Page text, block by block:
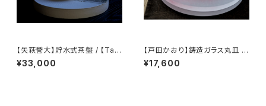
【矢萩誉大】貯水式茶盤 / 【Tak
ahiro Yahagi】Water-Reser
voir Tea Tray
¥33,000
【戸田かおり】鋳造ガラス丸皿 /
【kaoritoda】Cast Glass Rou
nd Plate
¥17,600